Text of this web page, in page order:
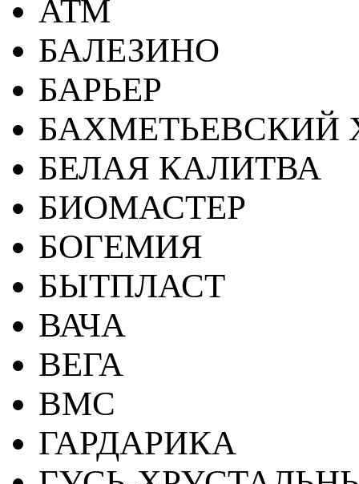
АТМ
БАЛЕЗИНО
БАРЬЕР
БАХМЕТЬЕВСКИЙ
БЕЛАЯ КАЛИТВА
БИОМАСТЕР
БОГЕМИЯ
БЫТПЛАСТ
ВАЧА
ВЕГА
ВМС
ГАРДАРИКА